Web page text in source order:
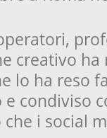
creativo ha
lo ha reso
condiviso
i social